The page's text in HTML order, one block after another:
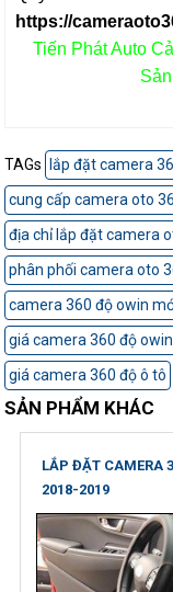
https://
Tiến Phát Auto
TAGs
lắp đặt camera
cung cấp camera oto
địa chỉ lắp đặt camera
phân phối camera oto
camera 360 độ owin
giá camera 360 độ
giá camera 360 độ ô tô
SẢN PHẨM KHÁC
LẮP ĐẶT CAMERA
2018-2019